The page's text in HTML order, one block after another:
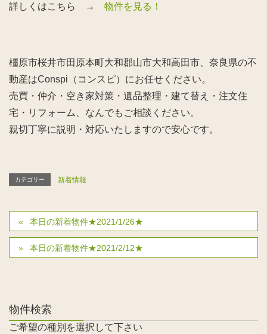
詳しくはこちら → 物件を見る！
橿原市桜井市田原本町大和郡山市大和高田市、奈良県の不
動産はConspi（コンスピ）にお任せください。
売買・仲介・空き家対策・遺品整理・建て替え・注文住
宅・リフォーム、なんでもご相談ください。
親切丁寧に説明・対応いたしますので安心です。
カテゴリー 新着情報
本日の新着物件★2021/1/26★
本日の新着物件★2021/2/12★
物件検索
ご希望の種別を選択して下さい